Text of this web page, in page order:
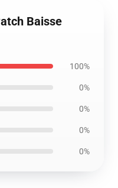
Baisse
100%
0%
0%
0%
0%